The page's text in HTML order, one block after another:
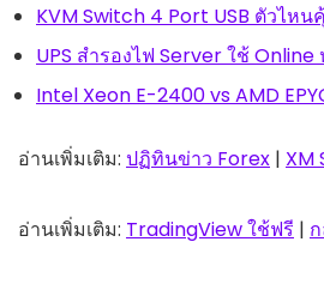
KVM Switch 4 Port USB ตัวไห
UPS สำรองไฟ Server ใช้
Intel Xeon E-2400 vs AMD
อ่านเพิ่มเติม: ปฏิทินข่าว Forex | XM
อ่านเพิ่มเติม: TradingView ใช้ฟรี |